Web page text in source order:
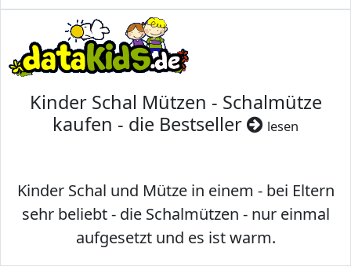
Kinder Schal Mützen - Schalmütze
kaufen - die Bestseller
lesen
Kinder Schal und Mütze in einem - bei Eltern
sehr beliebt - die Schalmützen - nur einmal
aufgesetzt und es ist warm.